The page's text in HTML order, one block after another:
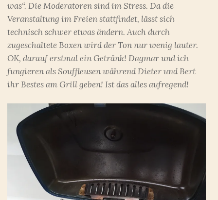
was“. Die Moderatoren sind im Stress. Da die
Veranstaltung im Freien stattfindet, lässt sich
technisch schwer etwas ändern. Auch durch
zugeschaltete Boxen wird der Ton nur wenig lauter.
OK, darauf erstmal ein Getränk! Dagmar und ich
fungieren als Souffleusen während Dieter und Bert
ihr Bestes am Grill geben! Ist das alles aufregend!